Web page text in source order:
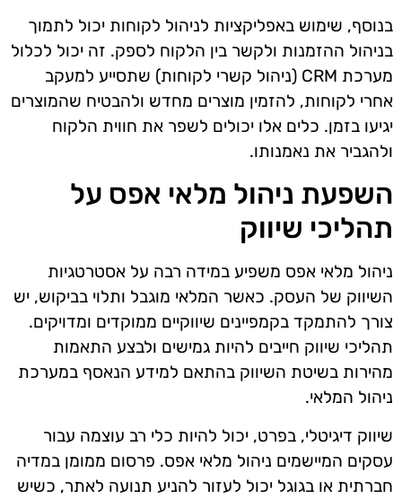
בנוסף, שימוש באפליקציות לניהול לקוחות יכול לתמוך
בניהול ההזמנות ולקשר בין הלקוח לספק. זה יכול לכלול
מערכת CRM (ניהול קשרי לקוחות) שתסייע למעקב
אחרי לקוחות, להזמין מוצרים מחדש ולהבטיח שהמוצרים
יגיעו בזמן. כלים אלו יכולים לשפר את חווית הלקוח
ולהגביר את נאמנותו.
השפעת ניהול מלאי אפס על
תהליכי שיווק
ניהול מלאי אפס משפיע במידה רבה על אסטרטגיות
השיווק של העסק. כאשר המלאי מוגבל ותלוי בביקוש, יש
צורך להתמקד בקמפיינים שיווקיים ממוקדים ומדויקים.
תהליכי שיווק חייבים להיות גמישים ולבצע התאמות
מהירות בשיטת השיווק בהתאם למידע הנאסף במערכת
ניהול המלאי.
שיווק דיגיטלי, בפרט, יכול להיות כלי רב עוצמה עבור
עסקים המיישמים ניהול מלאי אפס. פרסום ממומן במדיה
חברתית או בגוגל יכול לעזור להניע תנועה לאתר, כשיש